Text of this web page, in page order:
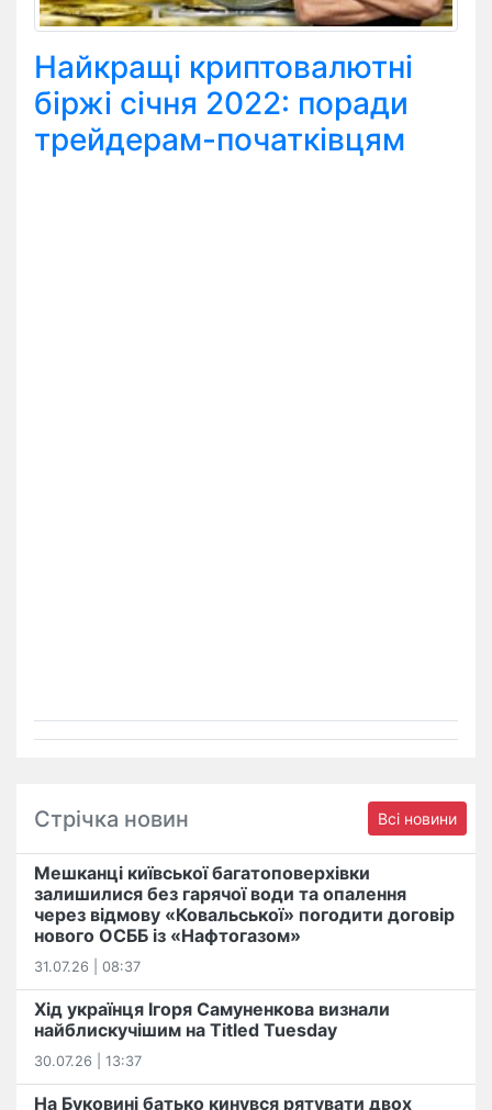
Найкращі криптовалютні
біржі січня 2022: поради
трейдерам-початківцям
Стрічка новин Всі новини
Мешканці київської багатоповерхівки
залишилися без гарячої води та опалення
через відмову «Ковальської» погодити договір
нового ОСББ із «Нафтогазом»
31.07.26 | 08:37
Хід українця Ігоря Самуненкова визнали
найблискучішим на Titled Tuesday
30.07.26 | 13:37
На Буковині батько кинувся рятувати двох